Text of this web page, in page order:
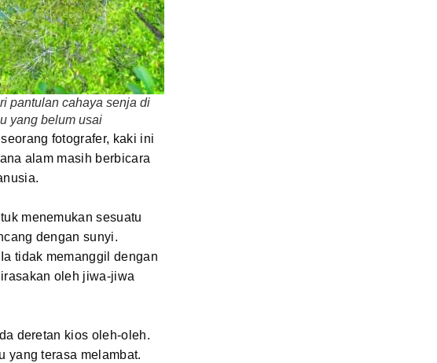
pantulan cahaya senja di
yang belum usai
fotografer, kaki ini
alam masih berbicara
menemukan sesuatu
dengan sunyi.
tidak memanggil dengan
oleh jiwa-jiwa
deretan kios oleh-oleh.
yang terasa melambat.